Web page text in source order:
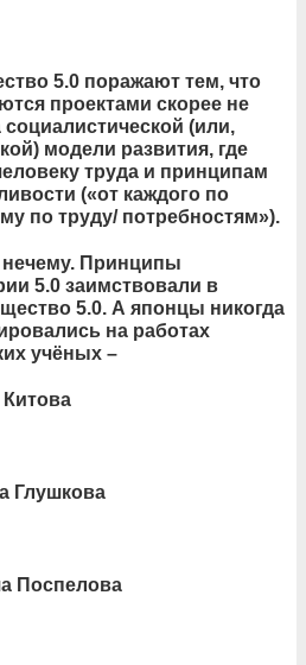
5.0 поражают тем, что
проектами скорее не
социалистической (или,
модели развития, где
труда и принципам
(«от каждого по
по труду/ потребностям»).
нечему. Принципы
5.0 заимствовали в
5.0. А японцы никогда
на работах
учёных –
Глушкова
Поспелова